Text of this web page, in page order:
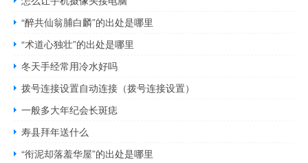
“醉共仙翁脯白麟”的出处是哪里
“术道心独壮”的出处是哪里
冬天手经常用冷水好吗
拨号连接设置自动连接（拨号连接设置）
一般多大年纪会长斑痣
寿县拜年送什么
“衔泥却落羞华屋”的出处是哪里